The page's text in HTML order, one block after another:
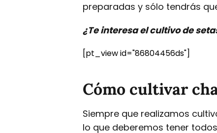
preparadas y sólo tendrás
¿Te interesa el cultivo de
[pt_view id="86804456ds"]
Cómo cultivar
Siempre que realizamos
lo que deberemos tener